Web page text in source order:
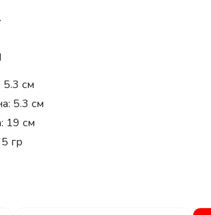
см
5.3 см
19 см
гр